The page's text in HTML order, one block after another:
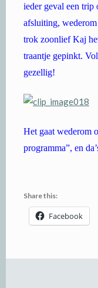
ieder geval een trip
afsluiting,
trok zoonlief Kaj
traantje gepinkt.
gezellig!
Het gaat wederom
programma”, en
Share this:
Facebook